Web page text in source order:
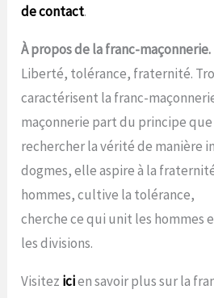
de contact.
À propos de la franc-maçonnerie.
Liberté, tolérance, fraternité.
caractérisent la franc-
maçonnerie part du principe
rechercher la vérité de manière
dogmes, elle aspire à la
hommes, cultive la tolérance,
cherche ce qui unit les hommes
les divisions.
Visitez icien savoir plus sur la